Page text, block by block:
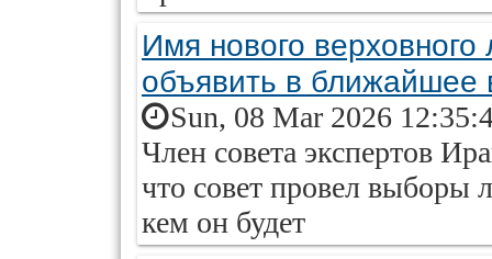
Имя нового
объявить в ближайшее
Sun, 08 Mar 2026
Член совета экспертов
что совет провел выборы
кем он будет